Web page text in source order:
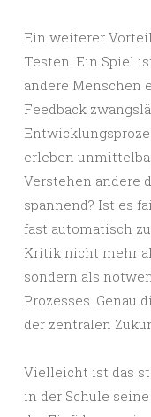
Ein weiterer
Testen. Ein Spiel
andere Menschen
Feedback
erleben
Verstehen andere
spannend? Ist es
fast automatisch
Kritik nicht mehr
sondern als
Prozesses. Genau
der zentralen
Vielleicht ist das
in der Schule